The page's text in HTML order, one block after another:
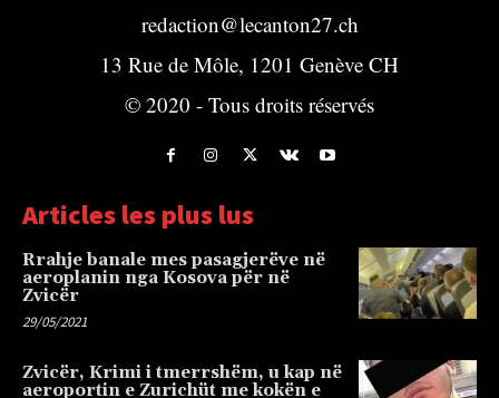
redaction@lecanton27.ch
13 Rue de Môle, 1201 Genève CH
© 2020 - Tous droits réservés
Articles les plus lus
Rrahje banale mes pasagjerëve në
aeroplanin nga Kosova për në
Zvicër
29/05/2021
Zvicër, Krimi i tmerrshëm, u kap në
aeroportin e Zurichüt me kokën e